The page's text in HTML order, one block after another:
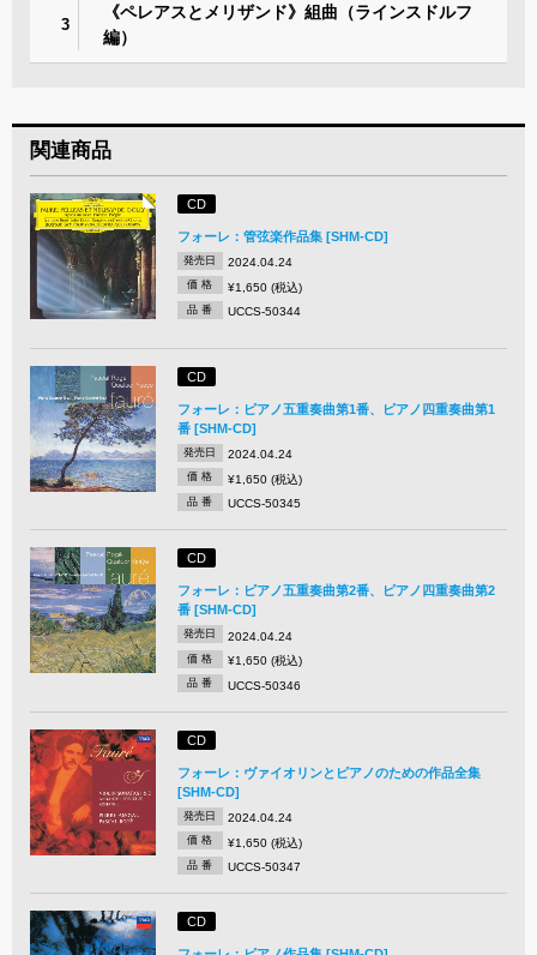
3
《ペレアスとメリザンド》組曲（ラインスドルフ
編）
関連商品
CD
フォーレ：管弦楽作品集 [SHM-CD]
発売日 2024.04.24
価 格 ¥1,650 (税込)
品 番 UCCS-50344
CD
フォーレ：ピアノ五重奏曲第1番、ピアノ四重奏曲第1
番 [SHM-CD]
発売日 2024.04.24
価 格 ¥1,650 (税込)
品 番 UCCS-50345
CD
フォーレ：ピアノ五重奏曲第2番、ピアノ四重奏曲第2
番 [SHM-CD]
発売日 2024.04.24
価 格 ¥1,650 (税込)
品 番 UCCS-50346
CD
フォーレ：ヴァイオリンとピアノのための作品全集
[SHM-CD]
発売日 2024.04.24
価 格 ¥1,650 (税込)
品 番 UCCS-50347
CD